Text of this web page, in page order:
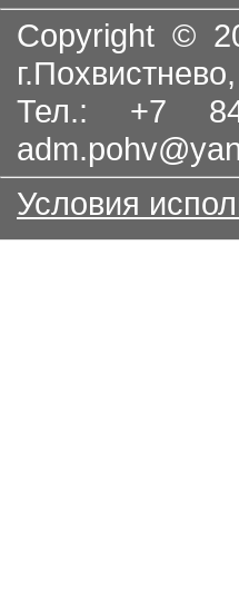
Copyright ©
Тел.: +7
Условия